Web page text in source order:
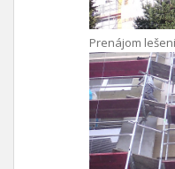
Prenájom